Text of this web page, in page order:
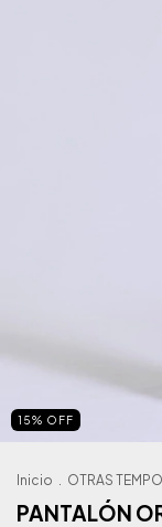
15% OFF
Inicio . OTRAS
PANTALÓN